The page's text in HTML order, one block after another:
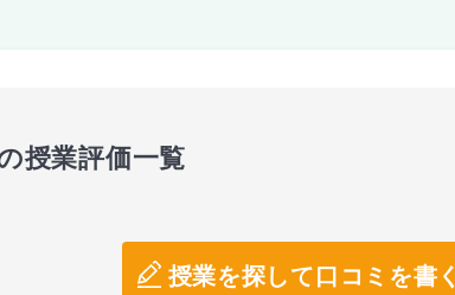
授業評価一覧
授業を探して口コミを書く